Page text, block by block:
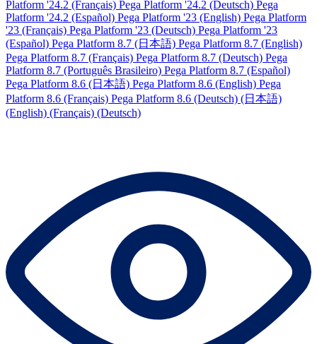
Platform '24.2 (Français) Pega Platform '24.2 (Deutsch) Pega
Platform '24.2 (Español) Pega Platform '23 (English) Pega Platform
'23 (Français) Pega Platform '23 (Deutsch) Pega Platform '23
(Español) Pega Platform 8.7 (日本語) Pega Platform 8.7 (English)
Pega Platform 8.7 (Français) Pega Platform 8.7 (Deutsch) Pega
Platform 8.7 (Português Brasileiro) Pega Platform 8.7 (Español)
Pega Platform 8.6 (日本語) Pega Platform 8.6 (English) Pega
Platform 8.6 (Français) Pega Platform 8.6 (Deutsch) (日本語)
(English) (Français) (Deutsch)